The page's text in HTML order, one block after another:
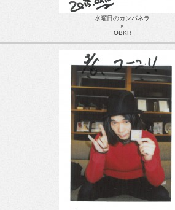
水曜日のカンパネラ
×
OBKR